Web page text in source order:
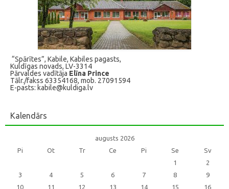
“Spārītes”, Kabile, Kabiles pagasts,
Kuldīgas novads, LV-3314
Pārvaldes vadītāja Elīna Prince
Tālr./fakss 63354168, mob. 27091594
E-pasts: kabile@kuldiga.lv
Kalendārs
augusts 2026
Pi
Ot Tr Ce Pi Se
Sv
1
2
3
4 5 6 7 8
9
10
11 12 13 14 15
16